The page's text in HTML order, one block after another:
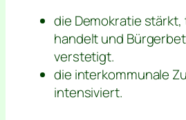
die Demokratie
handelt und
verstetigt.
die interkommunale
intensiviert.